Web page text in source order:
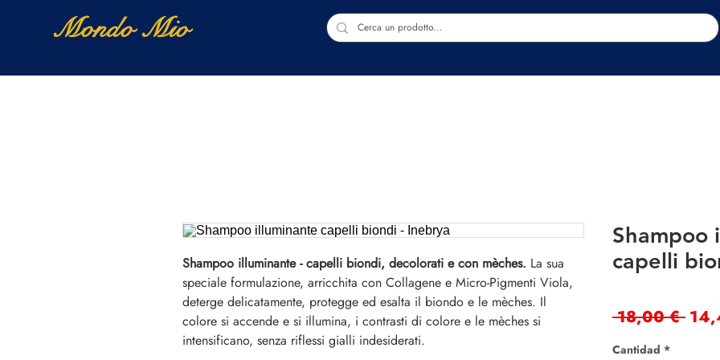
Mondo Mio
Shampoo illuminante - capelli biondi, decolorati e con mèches. La sua
speciale formulazione, arricchita con Collagene e Micro-Pigmenti Viola,
deterge delicatamente, protegge ed esalta il biondo e le mèches. Il
colore si accende e si illumina, i contrasti di colore e le mèches si
intensificano, senza riflessi gialli indesiderati.
Shampoo
capelli
18,00 €
Cantidad *